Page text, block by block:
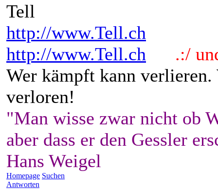
Tell
http://www.Tell.ch
http://www.Tell.ch
.:/
Wer kämpft kann
verloren!
"Man wisse zwar nicht ob
aber dass er den Gessler
Hans Weigel
Homepage Suchen
Antworten